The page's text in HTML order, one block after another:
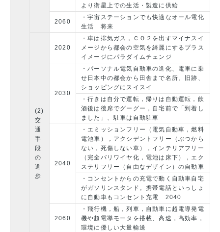
より衛星上での生活・製造に供給
2060
・宇宙ステーションでも快適なオール電化
生活 将来
(2)
交
通
手
段
の
進
歩
2020
・車は排気ガス，ＣＯ２を出すマイナスイ
メージから都会の空気を綺麗にするプラス
イメージにパラダイムチェンジ
2030
・パーソナル電気自動車の進化、電車に乗
せ日本中の都会から田舎まで名所、旧跡、
ショッピングにスイスイ
・行きは自分で運転，帰りは自動運転，飲
酒後は後席でグーグー，自宅前で「到着し
ました」、駐車は自動駐車
2040
・エミッションフリー（電気自動車，燃料
電池車），アクシデントフリー（ぶつから
ない，死傷しない車），インテリアフリー
（完全バリワイヤ化，電池は床下），エク
ステリフリー（自由なデザイン）の自動車
・コンセントからの充電で動く自動車自宅
がガソリンスタンド。携帯電話といっしょ
に自動車もコンセント充電 2040
2060
・飛行機，船，列車，自動車に超電導発電
機や超電導モータを搭載、高速，高効率，
環境に優しい大量輸送